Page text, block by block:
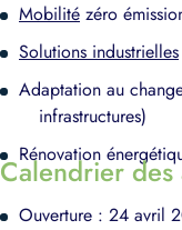
Mobilité zéro
Solutions industrielles
Adaptation au
infrastructures)
Rénovation
Calendrier
Ouverture : 24 avril